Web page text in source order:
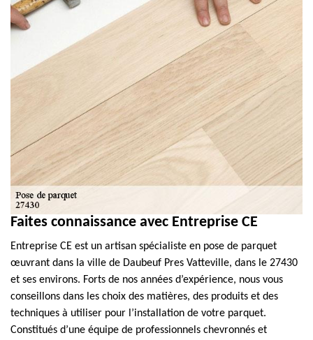
Faites connaissance avec Entreprise CE
Entreprise CE est un artisan spécialiste en pose de parquet
œuvrant dans la ville de Daubeuf Pres Vatteville, dans le 27430
et ses environs. Forts de nos années d’expérience, nous vous
conseillons dans les choix des matières, des produits et des
techniques à utiliser pour l’installation de votre parquet.
Constitués d’une équipe de professionnels chevronnés et